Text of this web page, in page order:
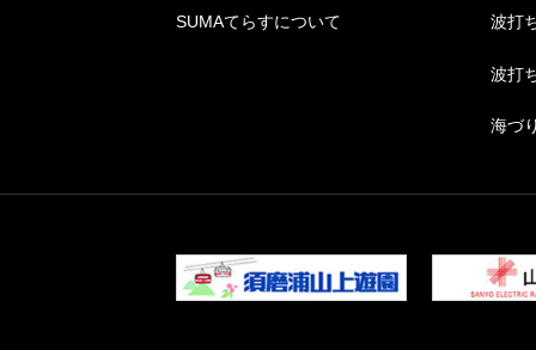
SUMAてらすについて 波打
波打
海づ